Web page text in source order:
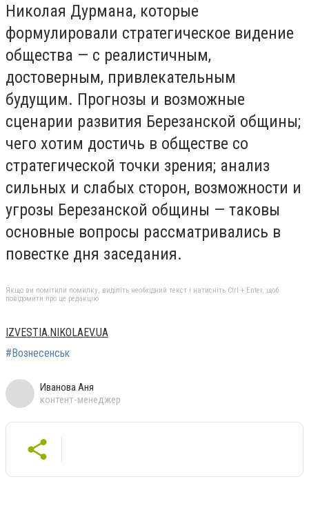
Николая Дурмана, которые
формулировали стратегическое видение
общества — с реалистичным,
достоверным, привлекательным
будущим. Прогнозы и возможные
сценарии развития Березанской общины;
чего хотим достичь в обществе со
стратегической точки зрения; анализ
сильных и слабых сторон, возможности и
угрозы Березанской общины — таковы
основные вопросы рассматривались в
повестке дня заседания.
Якщо ви помітили помилку, виділіть необхідний текст і натисніть Ctrl + Enter, щоб
повідомити про це редакцію
IZVESTIA.NIKOLAEV.UA
#Вознесенськ
Иванова Аня
контент-менеджер